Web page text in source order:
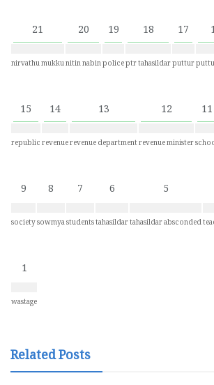
21
nirvathu mukku
20
nitin nabin
19
police
18
ptr tahasildar
17
puttur
15
republic
14
revenue
13
revenue department
12
revenue minister
11
9
society
8
sowmya
7
students
6
tahasildar
5
tahasildar absconded
1
wastage
Related Posts